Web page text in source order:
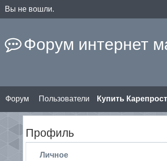
Вы не вошли.
Форум интернет
Форум Пользователи Купить Карепрост
Профиль
Личное